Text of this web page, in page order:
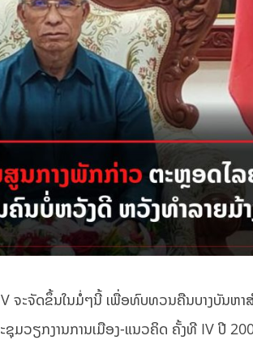
ຈະຈັດຂຶ້ນໃນມໍ່ໆນີ້ ເພື່ອທົບທວນຄືນບາງບັນຫາ
ຊຸມວຽກງານການເມືອງ-ແນວຄິດ ຄັ້ງທີ IV ປີ